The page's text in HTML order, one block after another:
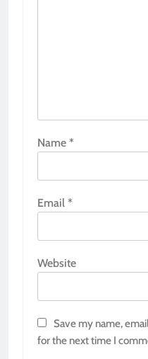
Name *
Email *
Website
Save my name,
for the next time I